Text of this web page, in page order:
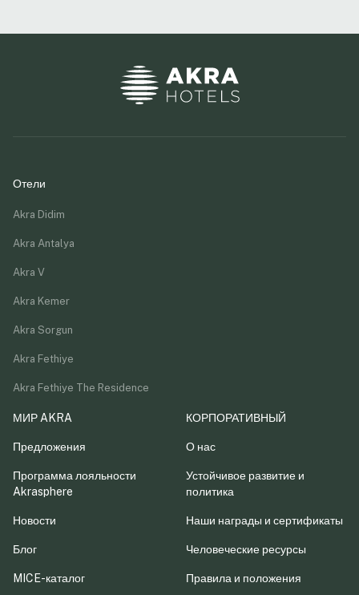
Отели
Akra Didim
Akra Antalya
Akra V
Akra Kemer
Akra Sorgun
Akra Fethiye
Akra Fethiye The Residence
МИР AKRA
Предложения
Программа лояльности
Akrasphere
Новости
Блог
MICE-каталог
КОРПОРАТИВНЫЙ
О нас
Устойчивое развитие и
политика
Наши награды и сертификаты
Человеческие ресурсы
Правила и положения